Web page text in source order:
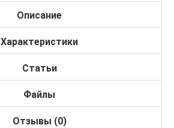
Описание
Характеристики
Статьи
Файлы
Отзывы (0)